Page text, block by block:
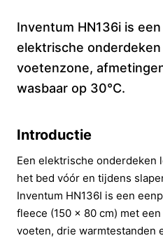
Inventum HN136i is
elektrische
voetenzone,
wasbaar op 30°C.
Introductie
Een elektrische onderdeken
het bed vóór en tijdens
Inventum HN136I is een
fleece (150 x 80 cm) met
voeten, drie warmtestanden